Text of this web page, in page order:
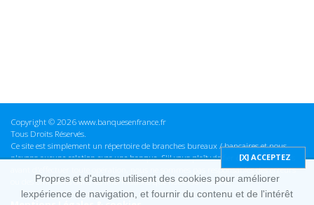
Copyright © 2026 www.banquesenfrance.fr
Tous Droits Réservés.
Ce site est simplement un répertoire de branches bureaux / bancaires et nous
n'avons aucune relation avec une banque. S'il vous plaît vérifier ces informations
avant d'effectuer toute opération, nous ne sommes pas responsables des erreurs
ou des omissions dans les informations que nous fournissons.
Propres et d'autres utilisent des cookies pour améliorer
lexpérience de navigation, et fournir du contenu et de l'intérêt